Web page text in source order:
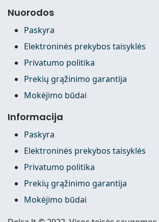
Nuorodos
Paskyra
Elektroninės prekybos taisyklės
Privatumo politika
Prekių grąžinimo garantija
Mokėjimo būdai
Informacija
Paskyra
Elektroninės prekybos taisyklės
Privatumo politika
Prekių grąžinimo garantija
Mokėjimo būdai